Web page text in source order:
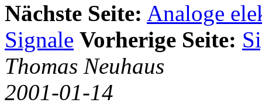
Nächste Seite: Analoge
Signale Vorherige Seite:
Thomas Neuhaus
2001-01-14